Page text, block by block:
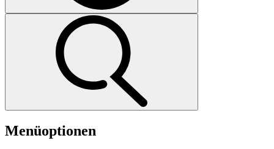
Menüoptionen